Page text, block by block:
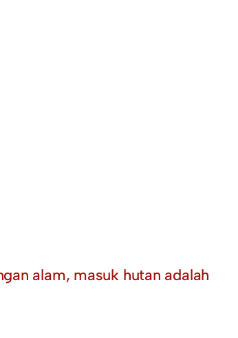
alam, masuk hutan adalah